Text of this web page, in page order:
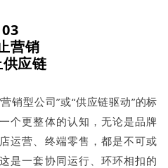
03
营销
应链
销型公司”或“供应链驱动”的标
个更整体的认知，无论是品牌
运营、终端零售，都是不可或
是一套协同运行、环环相扣的